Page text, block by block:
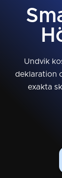
Undvik
deklaration
exakta